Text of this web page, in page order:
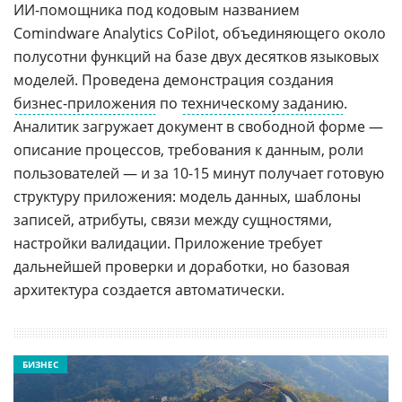
ИИ-помощника под кодовым названием
Comindware Analytics CoPilot, объединяющего около
полусотни функций на базе двух десятков языковых
моделей. Проведена демонстрация создания
бизнес-приложения по техническому заданию.
Аналитик загружает документ в свободной форме —
описание процессов, требования к данным, роли
пользователей — и за 10-15 минут получает готовую
структуру приложения: модель данных, шаблоны
записей, атрибуты, связи между сущностями,
настройки валидации. Приложение требует
дальнейшей проверки и доработки, но базовая
архитектура создается автоматически.
БИЗНЕС